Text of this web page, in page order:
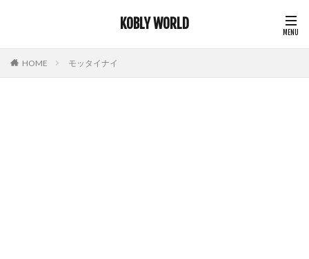
KOBLY WORLD
HOME モッタイナイ